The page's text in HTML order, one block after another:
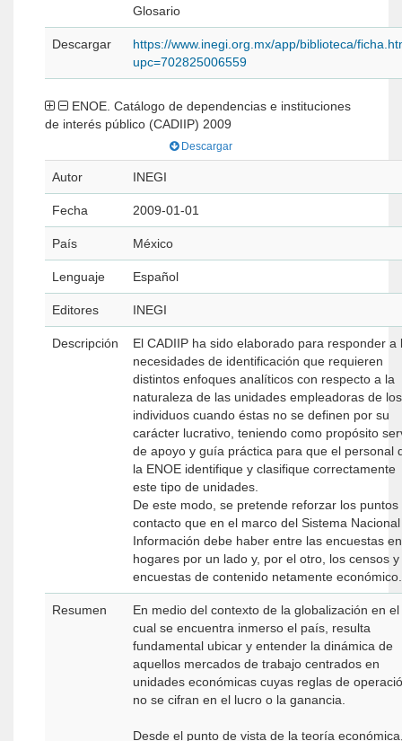
Glosario
Descargar
https://www.inegi.org.mx/app/biblioteca/
upc=702825006559
de interés público (CADIIP) 2009
Descargar
Autor INEGI
Fecha 2009-01-01
País México
Lenguaje Español
Editores INEGI
Descripción
El CADIIP ha sido elaborado para responder a
necesidades de identificación que requieren
distintos enfoques analíticos con respecto a la
naturaleza de las unidades empleadoras de los
individuos cuando éstas no se definen por su
carácter lucrativo, teniendo como propósito
de apoyo y guía práctica para que el personal
la ENOE identifique y clasifique correctamente
este tipo de unidades.
De este modo, se pretende reforzar los puntos
contacto que en el marco del Sistema
Información debe haber entre las encuestas en
hogares por un lado y, por el otro, los censos y
encuestas de contenido netamente económico.
Resumen
En medio del contexto de la globalización en el
cual se encuentra inmerso el país, resulta
fundamental ubicar y entender la dinámica de
aquellos mercados de trabajo centrados en
unidades económicas cuyas reglas de
no se cifran en el lucro o la ganancia.
Desde el punto de vista de la teoría